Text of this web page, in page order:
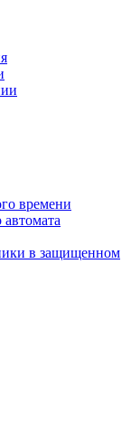
времени
в защищенном